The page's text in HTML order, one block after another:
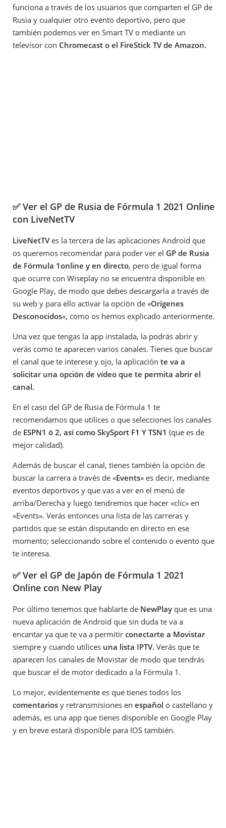
funciona a través de los usuarios que comparten el GP de
Rusia y cualquier otro evento deportivo, pero que
también podemos ver en Smart TV o mediante un
televisor con Chromecast o el FireStick TV de Amazon.
✅ Ver el GP de Rusia de Fórmula 1 2021 Online
con LiveNetTV
LiveNetTVes la tercera de las aplicaciones Android que
os queremos recomendar para poder ver el GP de Rusia
de Fórmula 1online y en directo, pero de igual forma
que ocurre con Wiseplay no se encuentra disponible en
Google Play, de modo que debes descargarla a través de
su web y para ello activar la opción de «Orígenes
Desconocidos«, como os hemos explicado anteriormente.
Una vez que tengas la app instalada, la podrás abrir y
verás como te aparecen varios canales. Tienes que buscar
el canal que te interese y ojo, la aplicación te va a
solicitar una opción de vídeo que te permita abrir el
canal.
En el caso del GP de Rusia de Fórmula 1 te
recomendamos que utilices o que selecciones los canales
de ESPN1 ó 2, así como SkySport F1 Y TSN1 (que es de
mejor calidad).
Además de buscar el canal, tienes también la opción de
buscar la carrera a través de «Events» es decir, mediante
eventos deportivos y que vas a ver en el menú de
arriba/Derecha y luego tendremos que hacer «clic» en
«Events». Verás entonces una lista de las carreras y
partidos que se están disputando en directo en ese
momento; seleccionando sobre el contenido o evento que
te interesa.
✅ Ver el GP de Japón de Fórmula 1 2021
Online con New Play
Por último tenemos que hablarte de NewPlay que es una
nueva aplicación de Android que sin duda te va a
encantar ya que te va a permitir conectarte a Movistar
siempre y cuando utilices una lista IPTV. Verás que te
aparecen los canales de Movistar de modo que tendrás
que buscar el de motor dedicado a la Fórmula 1.
Lo mejor, evidentemente es que tienes todos los
comentarios y retransmisiones en español o castellano y
además, es una app que tienes disponible en Google Play
y en breve estará disponible para IOS también.